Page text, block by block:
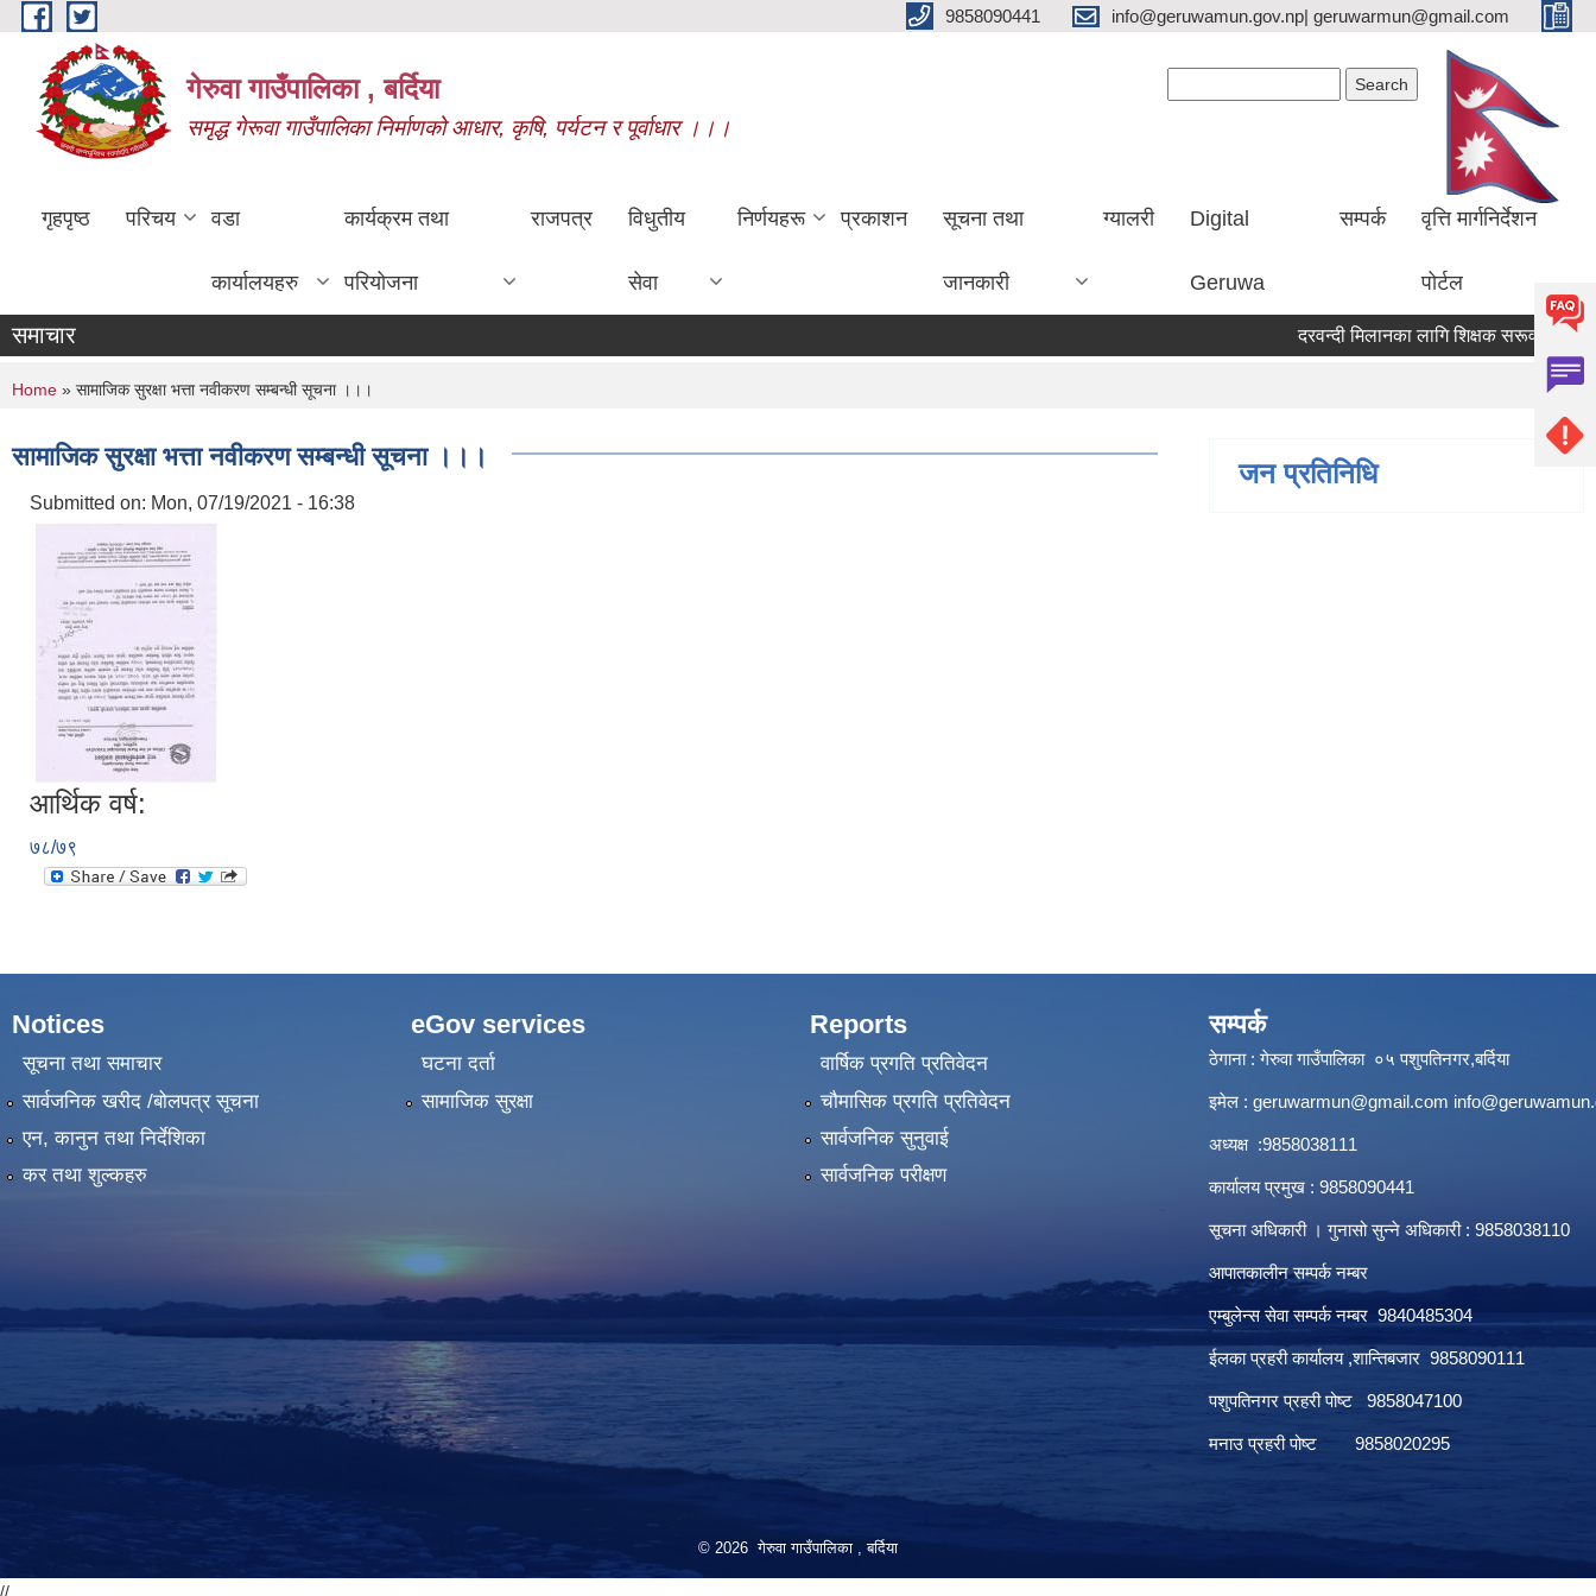
Skip to main content 9858090441 info@geruwamun.gov.np| geruwarmun@gmail.com
गेरुवा गाउँपालिका , बर्दिया
समृद्ध गेरूवा गाउँपालिका निर्माणको आधार, कृषि, पर्यटन र पूर्वाधार ।।।
गृहपृष्ठ परिचय वडा
कार्यालयहरु
कार्यक्रम तथा
परियोजना
राजपत्र विधुतीय
सेवा
निर्णयहरू प्रकाशन सूचना तथा
जानकारी
ग्यालरी Digital
Geruwa
सम्पर्क वृत्ति मार्गनिर्देशन
पोर्टल
समाचार दरवन्दी मिलानका लागि शिक्षक सरूवा सम्बन्धि
You are here
Home » सामाजिक सुरक्षा भत्ता नवीकरण सम्बन्धी सूचना ।।।
सामाजिक सुरक्षा भत्ता नवीकरण सम्बन्धी सूचना ।।।
Submitted on: Mon, 07/19/2021 - 16:38
आर्थिक वर्ष:
७८/७९
जन प्रतिनिधि
Notices
सूचना तथा समाचार
सार्वजनिक खरीद /बोलपत्र सूचना
एन, कानुन तथा निर्देशिका
कर तथा शुल्कहरु
eGov services
घटना दर्ता
सामाजिक सुरक्षा
Reports
वार्षिक प्रगति प्रतिवेदन
चौमासिक प्रगति प्रतिवेदन
सार्वजनिक सुनुवाई
सार्वजनिक परीक्षण
सम्पर्क
ठेगाना : गेरुवा गाउँपालिका ०५ पशुपतिनगर,बर्दिया
इमेल : geruwarmun@gmail.com
अध्यक्ष :9858038111
कार्यालय प्रमुख : 9858090441
सूचना अधिकारी । गुनासो सुन्ने अधिकारी : 9858038110
आपातकालीन सम्पर्क नम्बर
एम्बुलेन्स सेवा सम्पर्क नम्बर 9840485304
ईलका प्रहरी कार्यालय ,शान्तिबजार 9858090111
पशुपतिनगर प्रहरी पोष्ट 9858047100
मनाउ प्रहरी पोष्ट 9858020295
© 2026 गेरुवा गाउँपालिका , बर्दिया
//